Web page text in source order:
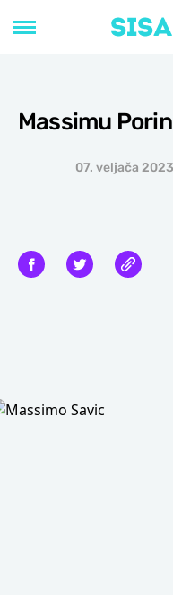
Massimu
07. veljača